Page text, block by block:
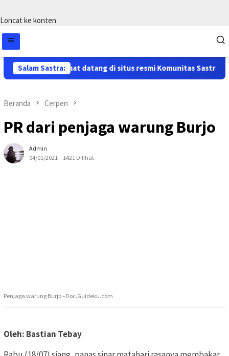
Loncat ke konten
Salam Sastra:
Selamat datang di situs resmi Komunitas Sastra
Beranda Cerpen
PR dari penjaga warung Burjo
Admin
04/01/2021
1421 Dilihat
Penjaga warung Burjo –Doc.Guideku.com
Oleh: Bastian Tebay